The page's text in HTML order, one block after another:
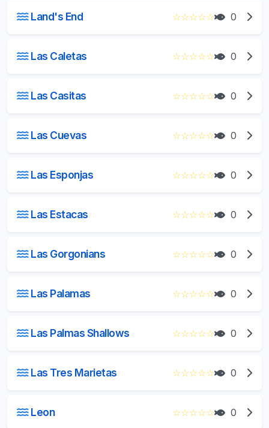
Land's End ☆☆☆☆☆ 0
Las Caletas ☆☆☆☆☆ 0
Las Casitas ☆☆☆☆☆ 0
Las Cuevas ☆☆☆☆☆ 0
Las Esponjas ☆☆☆☆☆ 0
Las Estacas ☆☆☆☆☆ 0
Las Gorgonians ☆☆☆☆☆ 0
Las Palamas ☆☆☆☆☆ 0
Las Palmas Shallows ☆☆☆☆☆ 0
Las Tres Marietas ☆☆☆☆☆ 0
Leon ☆☆☆☆☆ 0